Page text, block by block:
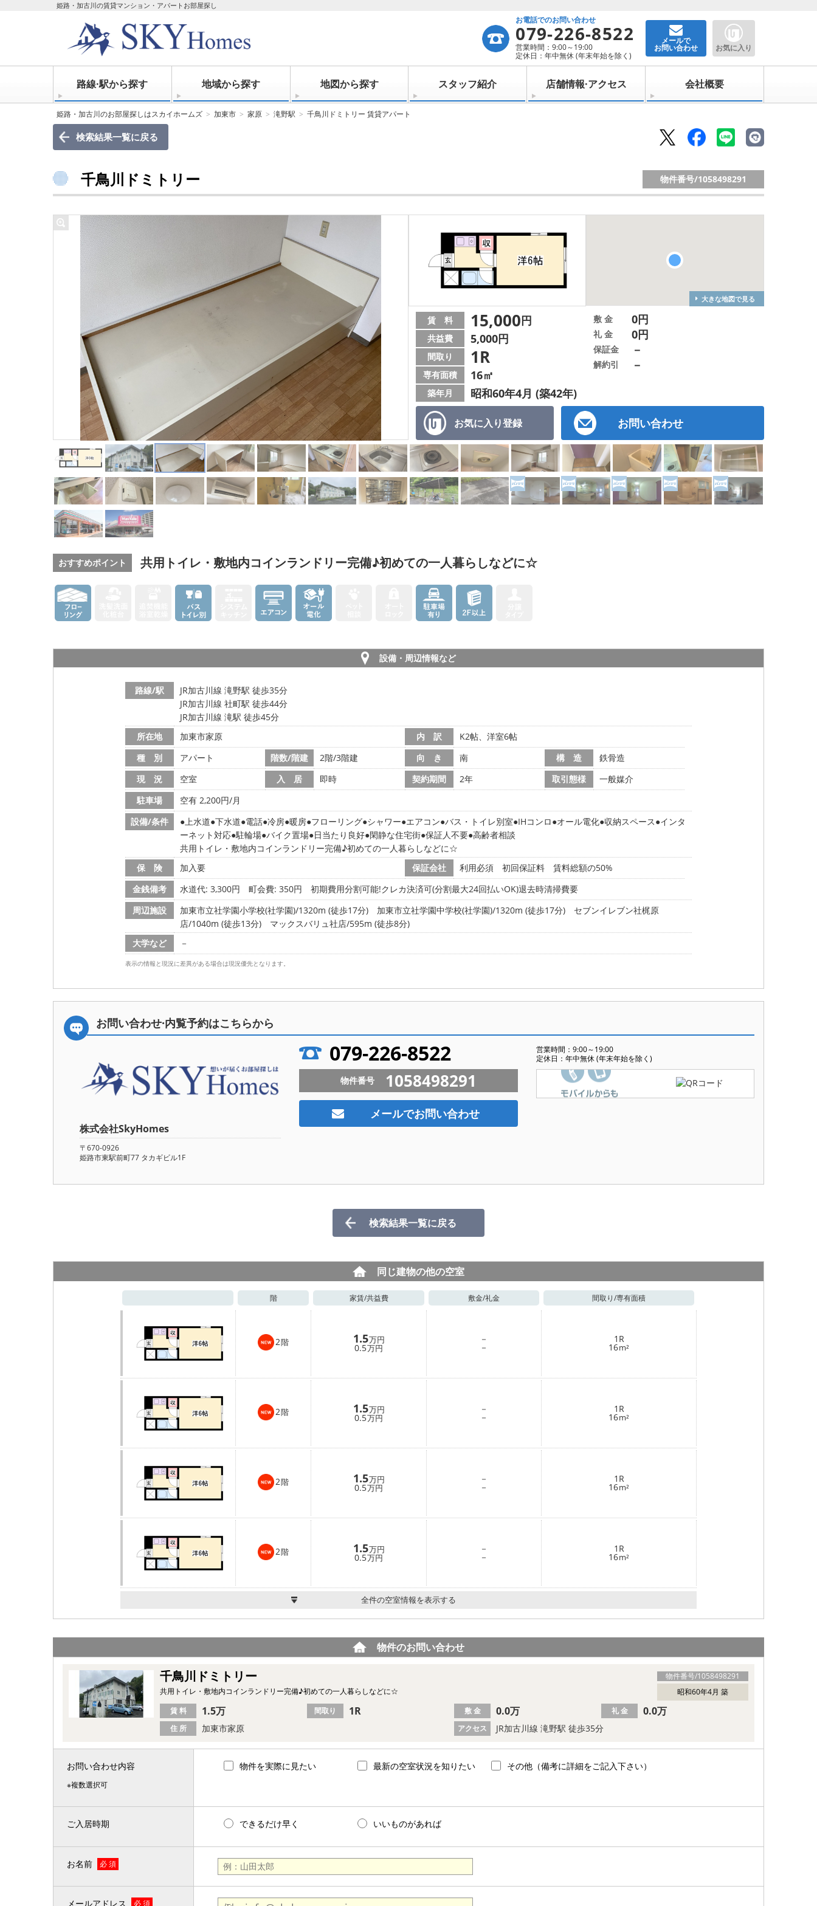
姫路・加古川の賃貸マンション・アパートお部屋探し
お電話でのお問い合わせ
079-226-8522
営業時間：9:00～19:00
定休日：年中無休 (年末年始を除く)
メールで
お問い合わせ お気に入り
路線·駅から探す 地域から探す 地図から探す スタッフ紹介 店舗情報·アクセス 会社概要
姫路・加古川のお部屋探しはスカイホームズ 加東市 家原 滝野駅 千鳥川ドミトリー 賃貸アパート
検索結果一覧に戻る
千鳥川ドミトリー 物件番号/1058498291
大きな地図で見る
お気に入り登録 お問い合わせ
賃 料 15,000円
共益費 5,000円
間取り 1R
専有面積 16㎡
築年月 昭和60年4月 (築42年)
敷 金 0円
礼 金 0円
保証金 －
解約引 －
おすすめポイント 共用トイレ・敷地内コインランドリー完備♪初めての一人暮らしなどに☆
設備・周辺情報など
路線/駅
JR加古川線 滝野駅 徒歩35分
JR加古川線 社町駅 徒歩44分
JR加古川線 滝駅 徒歩45分
所在地
加東市家原 内 訳
K2帖、洋室6帖
種 別
アパート 階数/階建 2階/3階建 向 き 南 構 造
鉄骨造
現 況
空室 入 居 即時 契約期間 2年 取引態様
一般媒介
駐車場
空有 2,200円/月
設備/条件
上水道 下水道 電話 冷房 暖房 フローリング シャワー エアコン バス・トイレ別室 IHコンロ オール電化 収納スペース インタ
ーネット対応 駐輪場 バイク置場 日当たり良好 閑静な住宅街 保証人不要 高齢者相談
共用トイレ・敷地内コインランドリー完備♪初めての一人暮らしなどに☆
保 険
加入要 保証会社
利用必須 初回保証料 賃料総額の50%
金銭備考
水道代: 3,300円 町会費: 350円
初期費用分割可能!クレカ決済可(分割最大24回払いOK)退去時清掃費要
周辺施設
加東市立社学園小学校(社学園)/1320m (徒歩17分) 加東市立社学園中学校(社学園)/1320m (徒歩17分)
セブンイレブン社梶原
店/1040m (徒歩13分)
マックスバリュ社店/595m (徒歩8分)
大学など
－
表示の情報と現況に差異がある場合は現況優先となります。
お問い合わせ·内覧予約はこちらから
株式会社SkyHomes
〒670-0926
姫路市東駅前町77 タカギビル1F
079-226-8522
営業時間：9:00～19:00
定休日：年中無休 (年末年始を除く)
物件番号 1058498291
メールでお問い合わせ
検索結果一覧に戻る
同じ建物の他の空室
階 家賃/共益費 敷金/礼金 間取り/専有面積
2階 1.5万円
0.5万円
－
－
1R
16m²
2階 1.5万円
0.5万円
－
－
1R
16m²
2階 1.5万円
0.5万円
－
－
1R
16m²
2階 1.5万円
0.5万円
－
－
1R
16m²
全件の空室情報を表示する
物件のお問い合わせ
物件番号/1058498291
千鳥川ドミトリー
昭和60年4月 築
共用トイレ・敷地内コインランドリー完備♪初めての一人暮らしなどに☆
住 所 加東市家原 アクセス JR加古川線 滝野駅 徒歩35分
賃 料 1.5万 間取り 1R 敷 金 0.0万 礼 金 0.0万
お問い合わせ内容
※複数選択可
物件を実際に見たい 最新の空室状況を知りたい その他（備考に詳細をご記入下さい）
ご入居時期 できるだけ早く いいものがあれば
お名前 必 須
メールアドレス 必 須